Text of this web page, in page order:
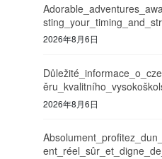
2026年8月6日
2026年8月6日